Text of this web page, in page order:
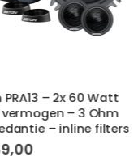
Audison APK 130 – 13
composet – 2x 75 Watt
RMS vermogen – 4
impedantie